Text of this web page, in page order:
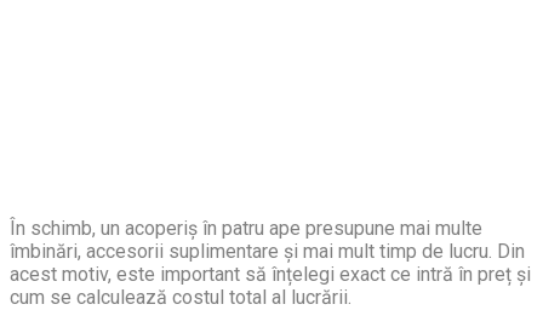
În schimb, un acoperiș în patru ape presupune mai multe
îmbinări, accesorii suplimentare și mai mult timp de lucru. Din
acest motiv, este important să înțelegi exact ce intră în preț și
cum se calculează costul total al lucrării.